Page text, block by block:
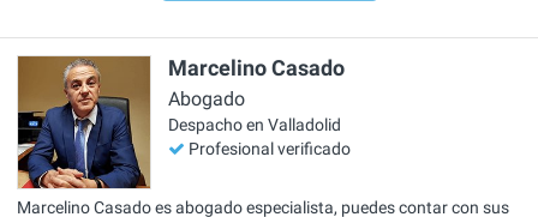
Marcelino Casado
Abogado
Despacho en Valladolid
Profesional verificado
Marcelino Casado es abogado especialista, puedes contar con sus